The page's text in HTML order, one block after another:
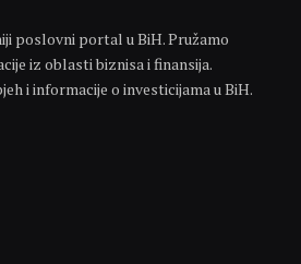
poslovni portal u BiH. Pružamo
iz oblasti biznisa i finansija.
i informacije o investicijama u BiH.